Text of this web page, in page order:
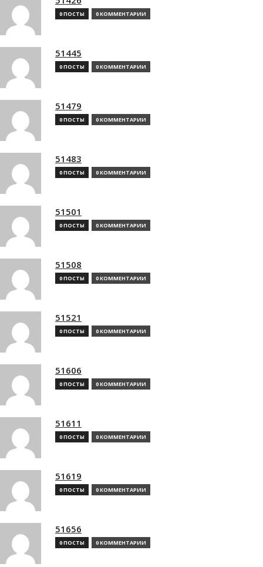
0 ПОСТЫ 0 КОММЕНТАРИИ
51445
0 ПОСТЫ 0 КОММЕНТАРИИ
51479
0 ПОСТЫ 0 КОММЕНТАРИИ
51483
0 ПОСТЫ 0 КОММЕНТАРИИ
51501
0 ПОСТЫ 0 КОММЕНТАРИИ
51508
0 ПОСТЫ 0 КОММЕНТАРИИ
51521
0 ПОСТЫ 0 КОММЕНТАРИИ
51606
0 ПОСТЫ 0 КОММЕНТАРИИ
51611
0 ПОСТЫ 0 КОММЕНТАРИИ
51619
0 ПОСТЫ 0 КОММЕНТАРИИ
51656
0 ПОСТЫ 0 КОММЕНТАРИИ